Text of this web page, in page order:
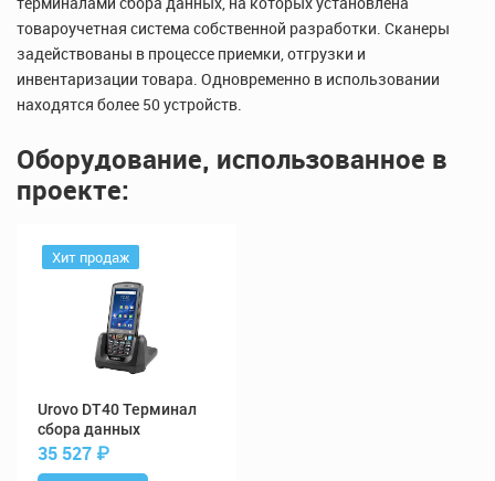
товароучетная система собственной разработки. Сканеры
задействованы в процессе приемки, отгрузки и
инвентаризации товара. Одновременно в использовании
находятся более 50 устройств.
Оборудование, использованное в
проекте:
Хит продаж
DT40 Терминал
сбора данных
35 527 ₽